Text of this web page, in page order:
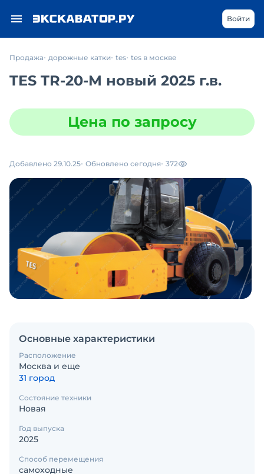
Войти
Продажа дорожные катки tes tes в москве
TES TR-20-M новый 2025 г.в.
Цена по запросу
Добавлено 29.10.25 Обновлено сегодня 372
Основные характеристики
Расположение
Москва и еще
31 город
Состояние техники
Новая
Год выпуска
2025
Способ перемещения
самоходные